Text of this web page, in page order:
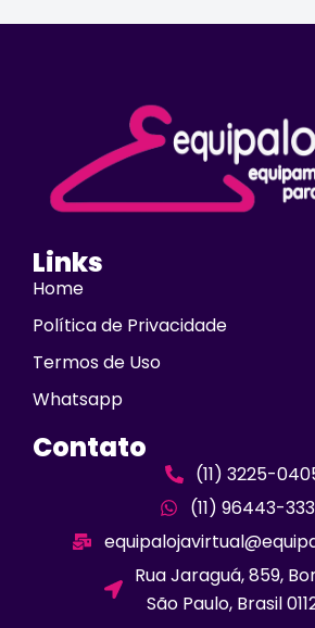
Links
Home
Política de Privacidade
Termos de Uso
Whatsapp
Contato
(11) 3225-
(11) 96443-
Rua Jaraguá, 859,
São Paulo, Brasil